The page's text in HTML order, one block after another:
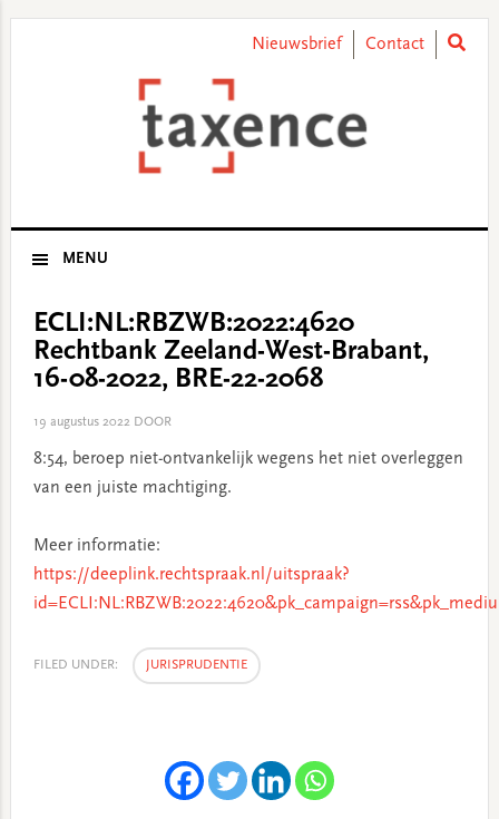
Nieuwsbrief Contact
MENU
ECLI:NL:RBZWB:2022:4620
Rechtbank Zeeland-West-Brabant,
16-08-2022, BRE-22-2068
19 augustus 2022DOOR
8:54, beroep niet-ontvankelijk wegens het niet overleggen
van een juiste machtiging.
Meer informatie:
https://deeplink.rechtspraak.nl/uitspraak?
FILED UNDER: JURISPRUDENTIE